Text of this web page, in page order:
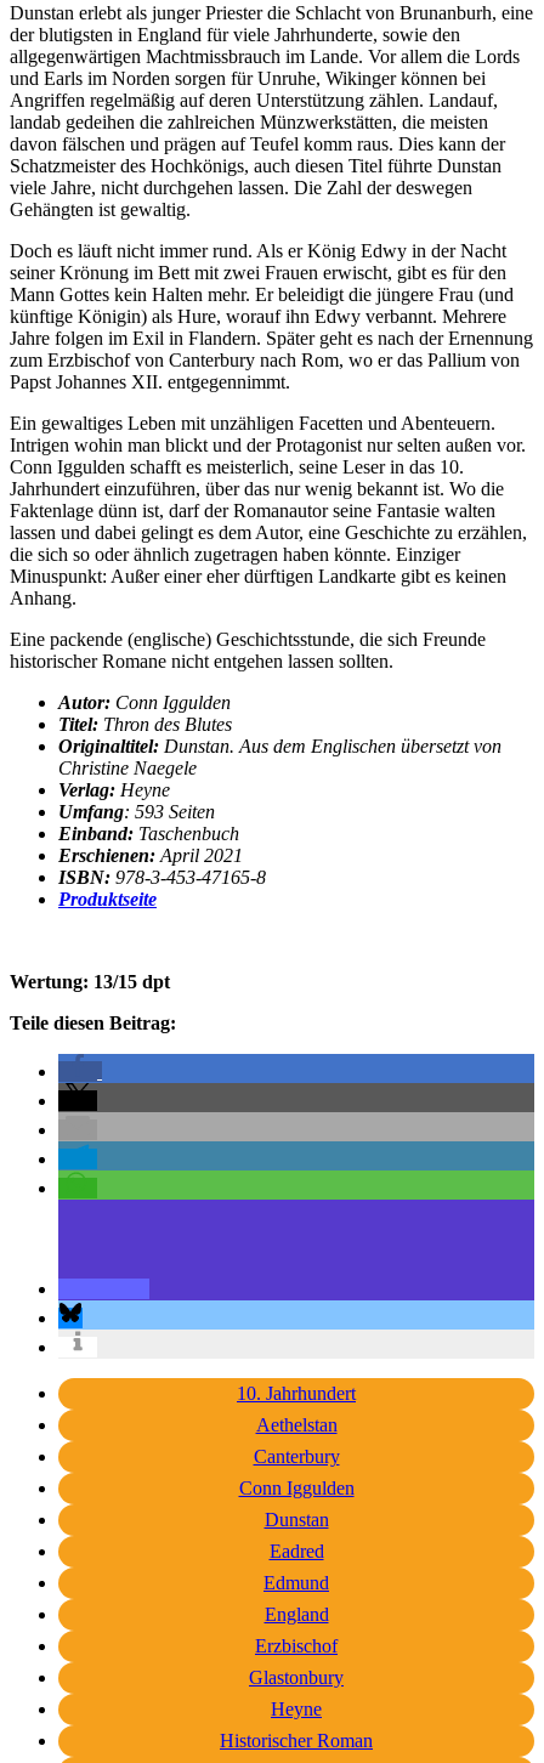
Dunstan erlebt als junger Priester die Schlacht von Brunanburh, eine
der blutigsten in England für viele Jahrhunderte, sowie den
allgegenwärtigen Machtmissbrauch im Lande. Vor allem die Lords
und Earls im Norden sorgen für Unruhe, Wikinger können bei
Angriffen regelmäßig auf deren Unterstützung zählen. Landauf,
landab gedeihen die zahlreichen Münzwerkstätten, die meisten
davon fälschen und prägen auf Teufel komm raus. Dies kann der
Schatzmeister des Hochkönigs, auch diesen Titel führte Dunstan
viele Jahre, nicht durchgehen lassen. Die Zahl der deswegen
Gehängten ist gewaltig.
Doch es läuft nicht immer rund. Als er König Edwy in der Nacht
seiner Krönung im Bett mit zwei Frauen erwischt, gibt es für den
Mann Gottes kein Halten mehr. Er beleidigt die jüngere Frau (und
künftige Königin) als Hure, worauf ihn Edwy verbannt. Mehrere
Jahre folgen im Exil in Flandern. Später geht es nach der Ernennung
zum Erzbischof von Canterbury nach Rom, wo er das Pallium von
Papst Johannes XII. entgegennimmt.
Ein gewaltiges Leben mit unzähligen Facetten und Abenteuern.
Intrigen wohin man blickt und der Protagonist nur selten außen vor.
Conn Iggulden schafft es meisterlich, seine Leser in das 10.
Jahrhundert einzuführen, über das nur wenig bekannt ist. Wo die
Faktenlage dünn ist, darf der Romanautor seine Fantasie walten
lassen und dabei gelingt es dem Autor, eine Geschichte zu erzählen,
die sich so oder ähnlich zugetragen haben könnte. Einziger
Minuspunkt: Außer einer eher dürftigen Landkarte gibt es keinen
Anhang.
Eine packende (englische) Geschichtsstunde, die sich Freunde
historischer Romane nicht entgehen lassen sollten.
Autor: Conn Iggulden
Titel: Thron des Blutes
Originaltitel: Dunstan. Aus dem Englischen übersetzt von
Christine Naegele
Verlag: Heyne
Umfang: 593 Seiten
Einband: Taschenbuch
Erschienen: April 2021
ISBN: 978-3-453-47165-8
Produktseite
Wertung: 13/15 dpt
Teile diesen Beitrag:
10. Jahrhundert
Aethelstan
Canterbury
Conn Iggulden
Dunstan
Eadred
Edmund
England
Erzbischof
Glastonbury
Heyne
Historischer Roman